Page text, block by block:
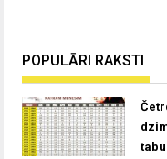
POPULĀRI RAKSTI